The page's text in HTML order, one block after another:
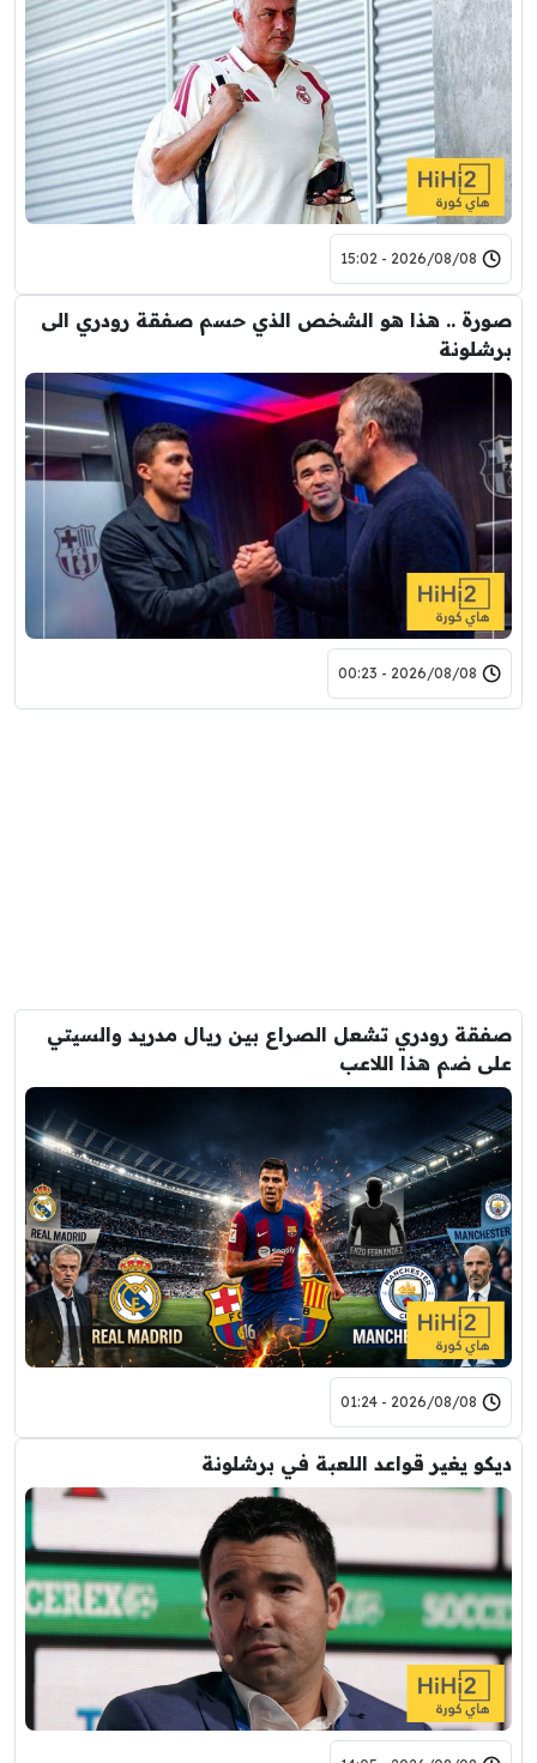
2026/08/08 - 15:02
صورة .. هذا هو الشخص الذي حسم صفقة رودري الى
برشلونة
2026/08/08 - 00:23
صفقة رودري تشعل الصراع بين ريال مدريد والسيتي
على ضم هذا اللاعب
2026/08/08 - 01:24
ديكو يغير قواعد اللعبة في برشلونة